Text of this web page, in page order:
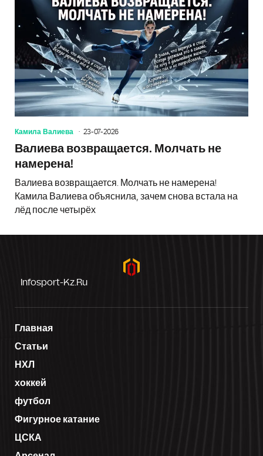
Камила Валиева 23-07-2026
Валиева возвращается. Молчать не
намерена!
Валиева возвращается. Молчать не намерена!
Камила Валиева объяснила, зачем снова встала на
лёд после четырёх
Infosport-Kz.ru
Главная
Статьи
НХЛ
хоккей
футбол
Фигурное катание
ЦСКА